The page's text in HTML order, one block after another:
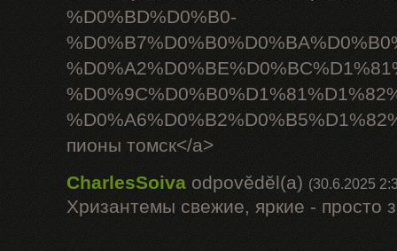
%D0%BD%D0%B0-
пионы томск</a>
CharlesSoiva odpověděl(a) (30.6.2025
Хризантемы свежие, яркие - просто